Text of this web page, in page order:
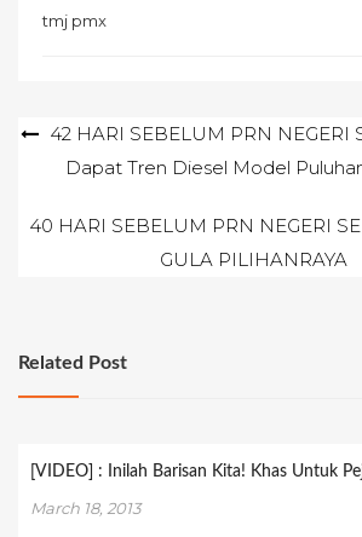
tmj pmx
Post
navigation
42 HARI SEBELUM PRN NEGERI
Dapat Tren Diesel Model
40 HARI SEBELUM PRN NEGERI
GULA PILIHANRAYA
Related Post
[VIDEO] : Inilah Barisan Kita! Khas Untuk
March 18, 2013